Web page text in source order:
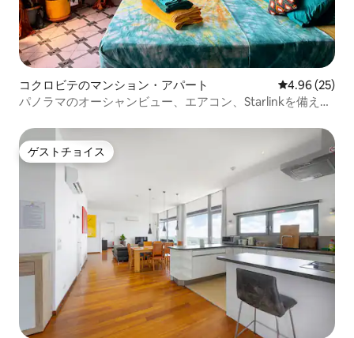
コクロビテのマンション・アパート レビュー25
4.96 (25)
パノラマのオーシャンビュー、エアコン、Starlinkを備えた
ゲストチョイス
ゲストチョイス